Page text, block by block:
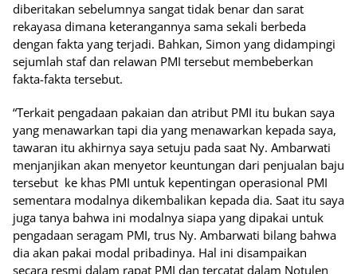
diberitakan sebelumnya sangat tidak benar dan sarat
rekayasa dimana keterangannya sama sekali berbeda
dengan fakta yang terjadi. Bahkan, Simon yang didampingi
sejumlah staf dan relawan PMI tersebut membeberkan
fakta-fakta tersebut.
“Terkait pengadaan pakaian dan atribut PMI itu bukan saya
yang menawarkan tapi dia yang menawarkan kepada saya,
tawaran itu akhirnya saya setuju pada saat Ny. Ambarwati
menjanjikan akan menyetor keuntungan dari penjualan baju
tersebut ke khas PMI untuk kepentingan operasional PMI
sementara modalnya dikembalikan kepada dia. Saat itu saya
juga tanya bahwa ini modalnya siapa yang dipakai untuk
pengadaan seragam PMI, trus Ny. Ambarwati bilang bahwa
dia akan pakai modal pribadinya. Hal ini disampaikan
secara resmi dalam rapat PMI dan tercatat dalam Notulen